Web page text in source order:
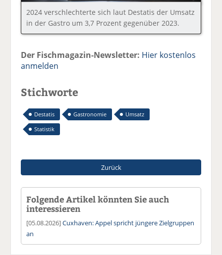
2024 verschlechterte sich laut Destatis der Umsatz
in der Gastro um 3,7 Prozent gegenüber 2023.
Der Fischmagazin-Newsletter: Hier kostenlos
anmelden
Stichworte
Destatis Gastronomie
Umsatz
Statistik
Zurück
Folgende Artikel könnten Sie auch
interessieren
[05.08.2026]Cuxhaven: Appel spricht jüngere Zielgruppen
an